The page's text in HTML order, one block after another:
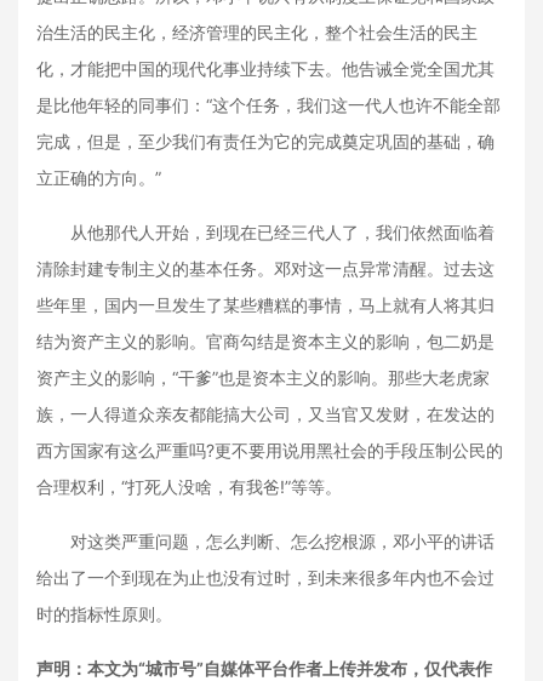
治生活的民主化，经济管理的民主化，整个社会生活的民主
化，才能把中国的现代化事业持续下去。他告诫全党全国尤其
是比他年轻的同事们：“这个任务，我们这一代人也许不能全部
完成，但是，至少我们有责任为它的完成奠定巩固的基础，确
立正确的方向。”
从他那代人开始，到现在已经三代人了，我们依然面临着
清除封建专制主义的基本任务。邓对这一点异常清醒。过去这
些年里，国内一旦发生了某些糟糕的事情，马上就有人将其归
结为资产主义的影响。官商勾结是资本主义的影响，包二奶是
资产主义的影响，“干爹”也是资本主义的影响。那些大老虎家
族，一人得道众亲友都能搞大公司，又当官又发财，在发达的
西方国家有这么严重吗?更不要用说用黑社会的手段压制公民的
合理权利，“打死人没啥，有我爸!”等等。
对这类严重问题，怎么判断、怎么挖根源，邓小平的讲话
给出了一个到现在为止也没有过时，到未来很多年内也不会过
时的指标性原则。
声明：本文为“城市号”自媒体平台作者上传并发布，仅代表作